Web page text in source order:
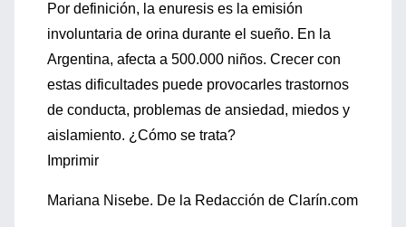
Por definición, la enuresis es la emisión
involuntaria de orina durante el sueño. En la
Argentina, afecta a 500.000 niños. Crecer con
estas dificultades puede provocarles trastornos
de conducta, problemas de ansiedad, miedos y
aislamiento. ¿Cómo se trata?
Imprimir
Mariana Nisebe. De la Redacción de Clarín.com